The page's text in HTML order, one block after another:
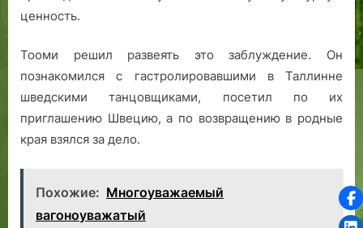
ценность.
Тооми решил развеять это заблуждение. Он
познакомился с гастролировавшими в Таллинне
шведскими танцовщиками, посетил по их
приглашению Швецию, а по возвращению в родные
края взялся за дело.
Похожие: Многоуважаемый
вагоноуважатый